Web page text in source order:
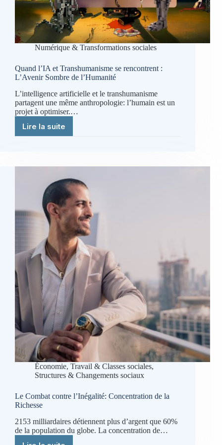
Numérique & Transformations sociales
Quand l’IA et Transhumanisme se rencontrent :
L’Avenir Sombre de l’Humanité
L’intelligence artificielle et le transhumanisme
partagent une même anthropologie: l’humain est un
projet à optimiser.…
Lire la suite
Quand
se
rencontrent
L’Avenir
Sombre
de
l’Humanité
Économie, Travail & Classes sociales,
Structures & Changements sociaux
Le Combat contre l’Inégalité: Concentration de la
Richesse
2153 milliardaires détiennent plus d’argent que 60%
de la population du globe. La concentration de…